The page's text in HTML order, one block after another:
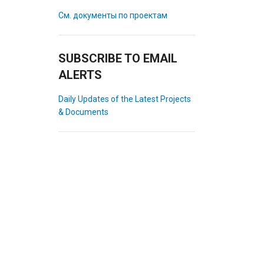
См. документы по проектам
SUBSCRIBE TO EMAIL
ALERTS
Daily Updates of the Latest Projects
& Documents